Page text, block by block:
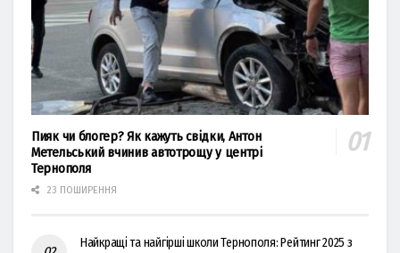
Пияк чи блогер? Як кажуть свідки, Антон
Метельський вчинив автотрощу у центрі
Тернополя
23 ПОШИРЕННЯ
Найкращі та найгірші школи Тернополя: Рейтинг 2025 з